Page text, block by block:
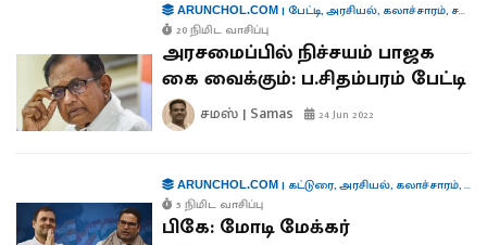
ARUNCHOL.COM| பேட்டி,அரசியல், கலாச்சாரம், சமஸ் கட்டுரை
20 நிமிட வாசிப்பு
அரசமைப்பில் நிச்சயம் பாஜக
கை வைக்கும்: ப.சிதம்பரம் பேட்டி
சமஸ் | Samas 24 Jun 2022
ARUNCHOL.COM| கட்டுரை,அரசியல், கலாச்சாரம்,
5 நிமிட வாசிப்பு
பிகே: மோடி மேக்கர்